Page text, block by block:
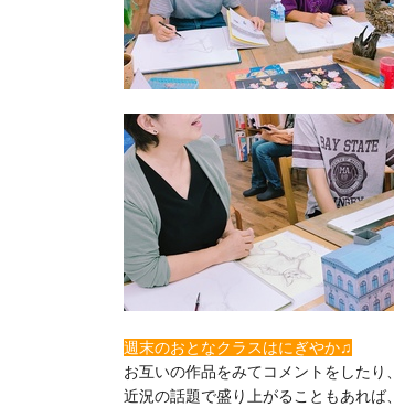
週末のおとなクラスはにぎやか♫
お互いの作品をみてコメントをしたり、
近況の話題で盛り上がることもあれば、